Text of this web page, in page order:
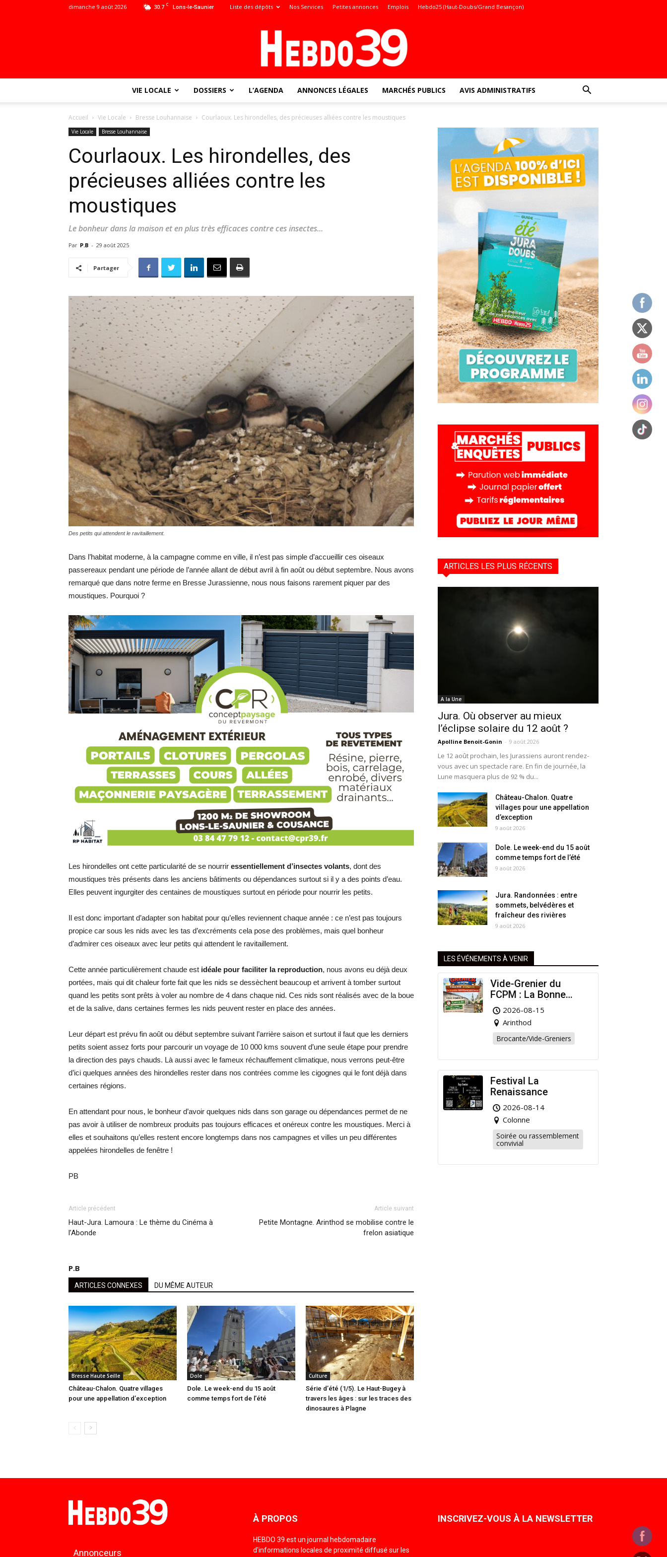
30.7 C Lons-le-Saunier
dimanche 9 août 2026 Liste des dépôts Nos Services Petites annonces Emplois Hebdo25 (Haut-Doubs/Grand Besançon)
l'info
locale
Hebdo39
VIE LOCALE DOSSIERS L’AGENDA ANNONCES LÉGALES MARCHÉS PUBLICS AVIS ADMINISTRATIFS
Accueil Vie Locale Bresse Louhannaise Courlaoux. Les hirondelles, des précieuses alliées contre les moustiques
Vie Locale Bresse Louhannaise
Courlaoux. Les hirondelles, des
précieuses alliées contre les
moustiques
Le bonheur dans la maison et en plus très efficaces contre ces insectes...
Par P.B - 29 août 2025
Partager
Des petits qui attendent le ravitaillement.
Dans l’habitat moderne, à la campagne comme en ville, il n’est pas simple d’accueillir ces oiseaux
passereaux pendant une période de l’année allant de début avril à fin août ou début septembre. Nous avons
remarqué que dans notre ferme en Bresse Jurassienne, nous nous faisons rarement piquer par des
moustiques. Pourquoi ?
Les hirondelles ont cette particularité de se nourrir essentiellement d’insectes volants, dont des
moustiques très présents dans les anciens bâtiments ou dépendances surtout si il y a des points d’eau.
Elles peuvent ingurgiter des centaines de moustiques surtout en période pour nourrir les petits.
Il est donc important d’adapter son habitat pour qu’elles reviennent chaque année : ce n’est pas toujours
propice car sous les nids avec les tas d’excréments cela pose des problèmes, mais quel bonheur
d’admirer ces oiseaux avec leur petits qui attendent le ravitaillement.
Cette année particulièrement chaude est idéale pour faciliter la reproduction, nous avons eu déjà deux
portées, mais qui dit chaleur forte fait que les nids se dessèchent beaucoup et arrivent à tomber surtout
quand les petits sont prêts à voler au nombre de 4 dans chaque nid. Ces nids sont réalisés avec de la boue
et de la salive, dans certaines fermes les nids peuvent rester en place des années.
Leur départ est prévu fin août ou début septembre suivant l’arrière saison et surtout il faut que les derniers
petits soient assez forts pour parcourir un voyage de 10 000 kms souvent d’une seule étape pour prendre
la direction des pays chauds. Là aussi avec le fameux réchauffement climatique, nous verrons peut-être
d’ici quelques années des hirondelles rester dans nos contrées comme les cigognes qui le font déjà dans
certaines régions.
En attendant pour nous, le bonheur d’avoir quelques nids dans son garage ou dépendances permet de ne
pas avoir à utiliser de nombreux produits pas toujours efficaces et onéreux contre les moustiques. Merci à
elles et souhaitons qu’elles restent encore longtemps dans nos campagnes et villes un peu différentes
appelées hirondelles de fenêtre !
PB
Article précédent
Haut-Jura. Lamoura : Le thème du Cinéma à
l’Abonde
Article suivant
Petite Montagne. Arinthod se mobilise contre le
frelon asiatique
P.B
ARTICLES CONNEXES DU MÊME AUTEUR
Bresse Haute Seille
Château-Chalon. Quatre villages
pour une appellation d’exception
Dole
Dole. Le week-end du 15 août
comme temps fort de l’été
Culture
Série d’été (1/5). Le Haut-Bugey à
travers les âges : sur les traces des
dinosaures à Plagne
ARTICLES LES PLUS RÉCENTS
A la Une
Jura. Où observer au mieux
l’éclipse solaire du 12 août ?
Apolline Benoit-Gonin - 9 août 2026
Le 12 août prochain, les Jurassiens auront rendez-
vous avec un spectacle rare. En fin de journée, la
Lune masquera plus de 92 % du...
Château-Chalon. Quatre
villages pour une appellation
d’exception
9 août 2026
Dole. Le week-end du 15 août
comme temps fort de l’été
9 août 2026
Jura. Randonnées : entre
sommets, belvédères et
fraîcheur des rivières
9 août 2026
LES ÉVÉNEMENTS À VENIR
Vide-Grenier du
FCPM : La Bonne
Affaire de l’Été à
Arinthod !
2026-08-15
Arinthod
Brocante/Vide-Greniers
Festival La
Renaissance
2026-08-14
Colonne
Soirée ou rassemblement
convivial